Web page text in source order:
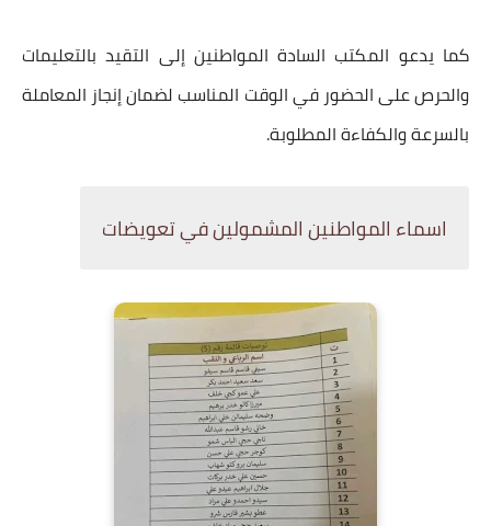
كما يدعو المكتب السادة المواطنين إلى التقيد بالتعليمات
والحرص على الحضور في الوقت المناسب لضمان إنجاز المعاملة
بالسرعة والكفاءة المطلوبة.
اسماء المواطنين المشمولين في تعويضات